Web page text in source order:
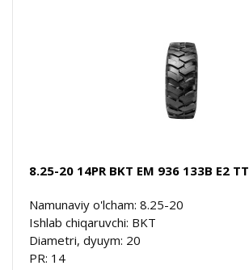
8.25-20 14PR BKT EM 936 133B E2 TT
Namunaviy o'lcham: 8.25-20
Ishlab chiqaruvchi: BKT
Diametri, dyuym: 20
PR: 14